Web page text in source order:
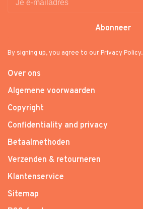
Abonneer
By signing up, you agree to our Privacy Policy.
Over ons
Algemene voorwaarden
Copyright
Confidentiality and privacy
Betaalmethoden
Verzenden & retourneren
Klantenservice
Sitemap